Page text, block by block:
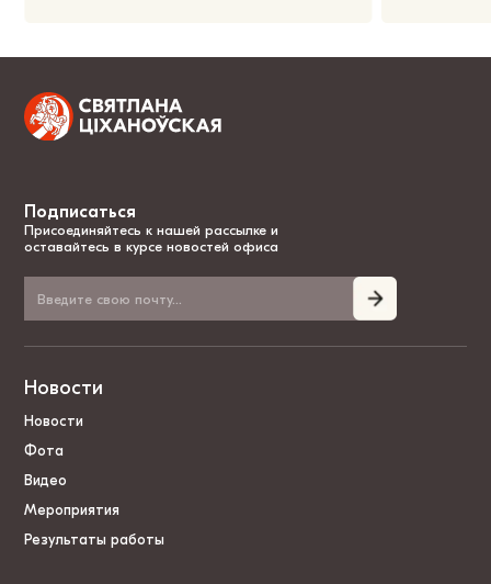
Подписаться
Присоединяйтесь к нашей рассылке и
оставайтесь в курсе новостей офиса
Новости
Новости
Фота
Видео
Мероприятия
Результаты работы